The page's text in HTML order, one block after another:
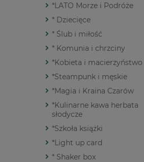
*LATO Morze i Podróże
* Dziecięce
* Ślub i miłość
* Komunia i chrzciny
*Kobieta i macierzyństwo
*Steampunk i męskie
*Magia i Kraina Czarów
*Kulinarne kawa herbata
słodycze
*Szkoła książki
*Light up card
* Shaker box